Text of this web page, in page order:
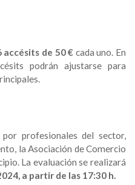
accésits de 50 € cada uno. En
podrán ajustarse para
profesionales del sector,
la Asociación de Comercio
La evaluación se realizará
a partir de las 17:30 h.